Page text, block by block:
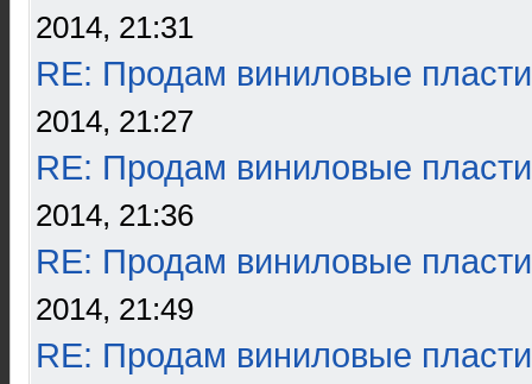
2014, 21:31
RE: Продам виниловые
2014, 21:27
RE: Продам виниловые
2014, 21:36
RE: Продам виниловые
2014, 21:49
RE: Продам виниловые